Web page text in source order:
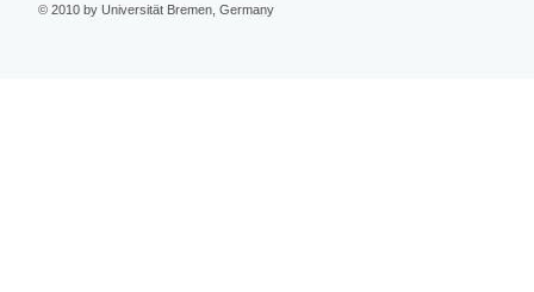
© 2010 by Universität Bremen, Germany